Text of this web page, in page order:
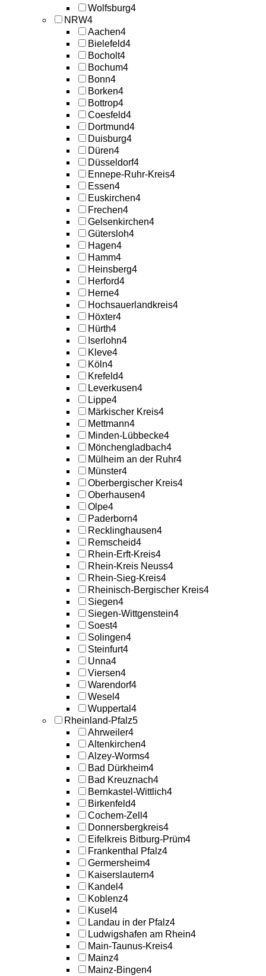
Wolfsburg4
NRW4
Aachen4
Bielefeld4
Bocholt4
Bochum4
Bonn4
Borken4
Bottrop4
Coesfeld4
Dortmund4
Duisburg4
Düren4
Düsseldorf4
Ennepe-Ruhr-Kreis4
Essen4
Euskirchen4
Frechen4
Gelsenkirchen4
Gütersloh4
Hagen4
Hamm4
Heinsberg4
Herford4
Herne4
Hochsauerlandkreis4
Höxter4
Hürth4
Iserlohn4
Kleve4
Köln4
Krefeld4
Leverkusen4
Lippe4
Märkischer Kreis4
Mettmann4
Minden-Lübbecke4
Mönchengladbach4
Mülheim an der Ruhr4
Münster4
Oberbergischer Kreis4
Oberhausen4
Olpe4
Paderborn4
Recklinghausen4
Remscheid4
Rhein-Erft-Kreis4
Rhein-Kreis Neuss4
Rhein-Sieg-Kreis4
Rheinisch-Bergischer Kreis4
Siegen4
Siegen-Wittgenstein4
Soest4
Solingen4
Steinfurt4
Unna4
Viersen4
Warendorf4
Wesel 4
Wuppertal 4
Rheinland-Pfalz5
Ahrweiler4
Altenkirchen4
Alzey-Worms4
Bad Dürkheim4
Bad Kreuznach4
Bernkastel-Wittlich4
Birkenfeld4
Cochem-Zell 4
Donnersbergkreis4
Eifelkreis Bitburg-Prüm4
Frankenthal Pfalz4
Germersheim4
Kaiserslautern4
Kandel 4
Koblenz4
Kusel 4
Landau in der Pfalz4
Ludwigshafen am Rhein4
Main-Taunus-Kreis4
Mainz4
Mainz-Bingen4